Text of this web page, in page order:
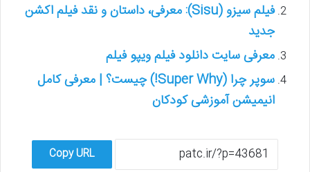
فیلم سیزو (Sisu): معرفی، داستان و نقد فیلم اکشن
جدید
معرفی سایت دانلود فیلم ویپو فیلم
سوپر چرا (Super Why!) چیست؟ | معرفی کامل
انیمیشن آموزشی کودکان
Copy URL